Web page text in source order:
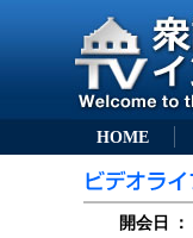
HOME
開会日 ：